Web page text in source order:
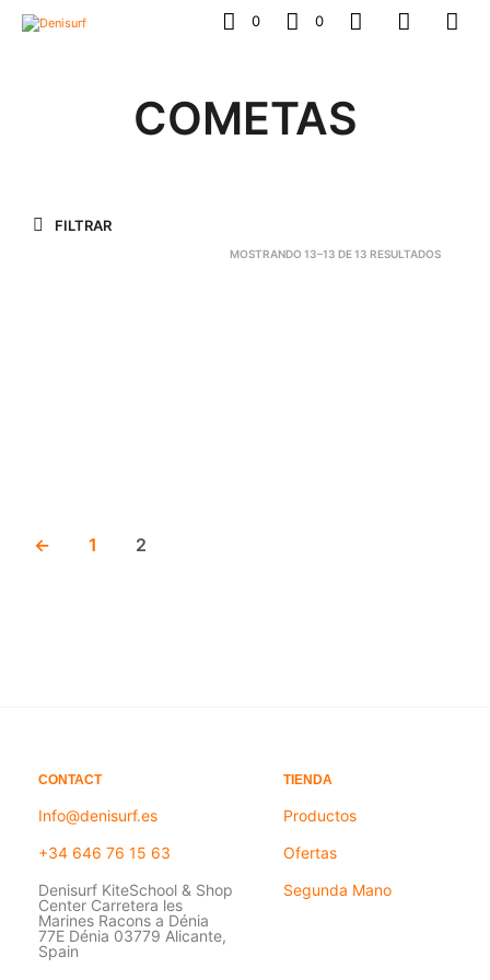
0 0
COMETAS
FILTRAR
MOSTRANDO 13–13 DE 13 RESULTADOS
← 1 2
CONTACT
Info@denisurf.es
+34 646 76 15 63
Denisurf KiteSchool & Shop
Center Carretera les
Marines Racons a Dénia
77E Dénia 03779 Alicante,
Spain
TIENDA
Productos
Ofertas
Segunda Mano